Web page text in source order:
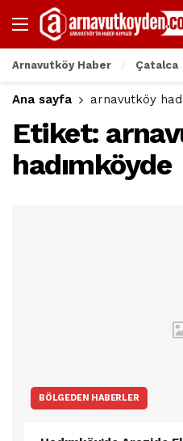
Arnavutköy Haber Çatalca
Ana sayfa arnavutköy
Etiket:
hadımköyde
BÖLGEDEN HABERLER